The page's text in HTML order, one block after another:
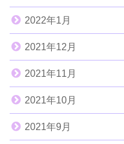
2022年1月
2021年12月
2021年11月
2021年10月
2021年9月